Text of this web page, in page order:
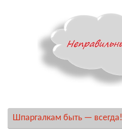
Шпаргалкам быть — всегда!